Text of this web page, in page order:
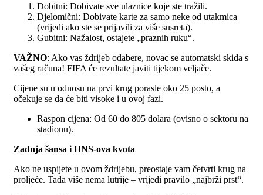
Dobitni: Dobivate sve ulaznice koje ste tražili.
Djelomični: Dobivate karte za samo neke od utakmica
(vrijedi ako ste se prijavili za više susreta).
Gubitni: Nažalost, ostajete „praznih ruku“.
VAŽNO: Ako vas ždrijeb odabere, novac se automatski skida s
vašeg računa! FIFA će rezultate javiti tijekom veljače.
Cijene su u odnosu na prvi krug porasle oko 25 posto, a
očekuje se da će biti visoke i u ovoj fazi.
Raspon cijena: Od 60 do 805 dolara (ovisno o sektoru na
stadionu).
Zadnja šansa i HNS-ova kvota
Ako ne uspijete u ovom ždrijebu, preostaje vam četvrti krug na
proljeće. Tada više nema lutrije – vrijedi pravilo „najbrži prst“.